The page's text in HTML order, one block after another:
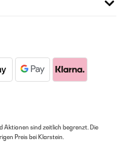
11/04/2023
en consommation et d'énergie,
efficace ,pas besoin de bricket
être utiliser dans votre
car .La plaque est en
Aktionen sind zeitlich begrenzt. Die
Preis bei Klarstein.